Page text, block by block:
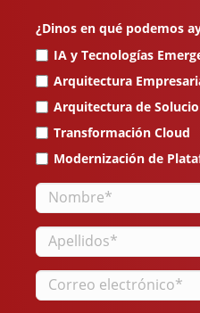
¿Dinos en qué podemos
IA y Tecnologías
Arquitectura
Arquitectura de
Transformación Cloud
Modernización de
Nombre
Apellidos
Correo
electrónico